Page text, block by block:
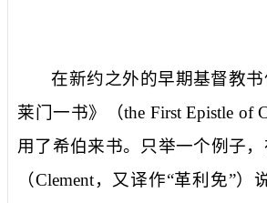
在新约之外的早期基督教
莱门一书》（the First Epistle of
用了希伯来书。只举一个例子，
（Clement，又译作“革利免”）